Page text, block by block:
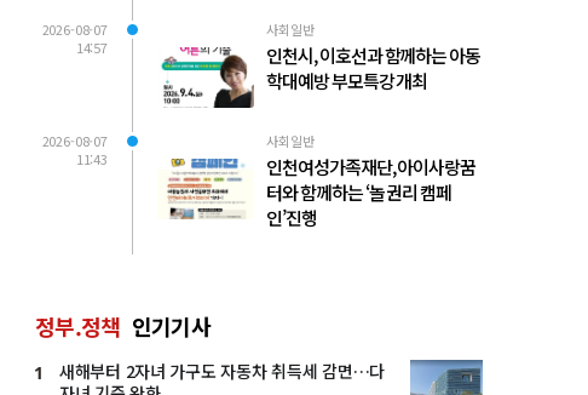
2026-08-07
14:57
사회일반
인천시, 이호선과 함께하는 아동
학대예방 부모특강 개최
2026-08-07
11:43
사회일반
인천여성가족재단, 아이사랑꿈
터와 함께하는 ‘놀 권리 캠페
인’진행
정부.정책 인기기사
1
새해부터 2자녀 가구도 자동차 취득세 감면…다